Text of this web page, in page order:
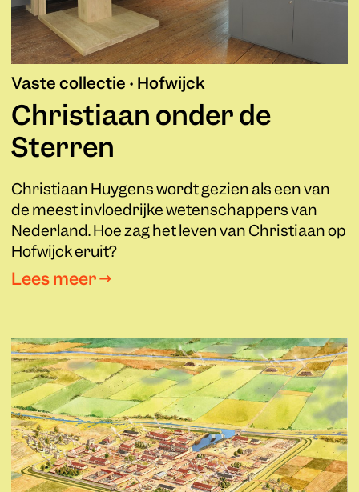
Vaste collectie • Hofwijck
Christiaan onder de
Sterren
Christiaan Huygens wordt gezien als een van
de meest invloedrijke wetenschappers van
Nederland. Hoe zag het leven van Christiaan op
Hofwijck eruit?
Lees meer →